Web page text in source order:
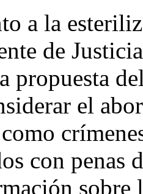
a la
de
propuesta
el
con penas
sobre